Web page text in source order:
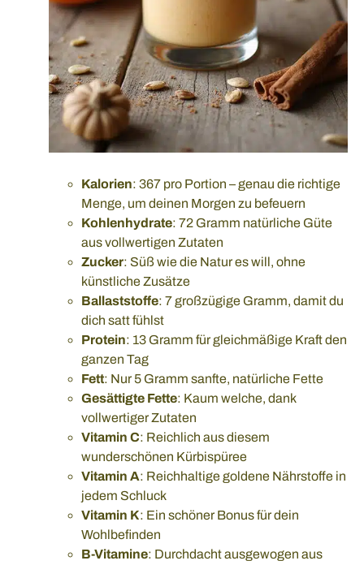
Kalorien: 367 pro Portion – genau die richtige
Menge, um deinen Morgen zu befeuern
Kohlenhydrate: 72 Gramm natürliche Güte
aus vollwertigen Zutaten
Zucker: Süß wie die Natur es will, ohne
künstliche Zusätze
Ballaststoffe: 7 großzügige Gramm, damit du
dich satt fühlst
Protein: 13 Gramm für gleichmäßige Kraft den
ganzen Tag
Fett: Nur 5 Gramm sanfte, natürliche Fette
Gesättigte Fette: Kaum welche, dank
vollwertiger Zutaten
Vitamin C: Reichlich aus diesem
wunderschönen Kürbispüree
Vitamin A: Reichhaltige goldene Nährstoffe in
jedem Schluck
Vitamin K: Ein schöner Bonus für dein
Wohlbefinden
B-Vitamine: Durchdacht ausgewogen aus